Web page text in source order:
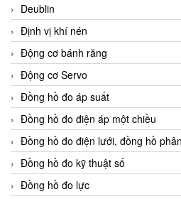
Deublin
Định vị khí nén
Động cơ bánh răng
Động cơ Servo
Đồng hồ đo áp suất
Đồng hồ đo điện áp một chiều
Đồng hồ đo điện lưới, đồng hồ
Đồng hồ đo kỹ thuật số
Đồng hồ đo lực